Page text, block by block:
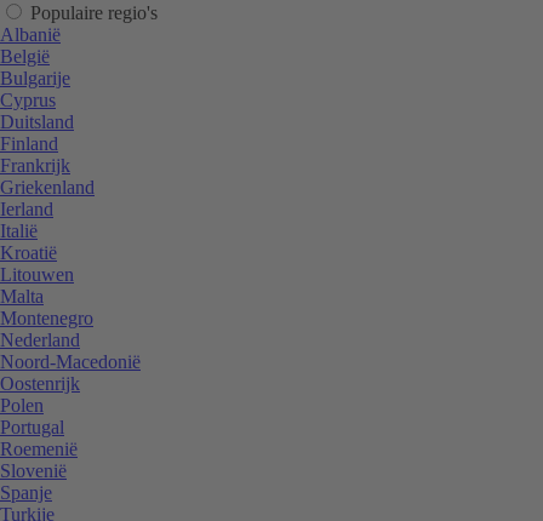
Populaire regio's
Albanië
België
Bulgarije
Cyprus
Duitsland
Finland
Frankrijk
Griekenland
Ierland
Italië
Kroatië
Litouwen
Malta
Montenegro
Nederland
Noord-Macedonië
Oostenrijk
Polen
Portugal
Roemenië
Slovenië
Spanje
Turkije